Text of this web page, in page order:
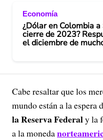
Economía
¿Dólar en Colombia
cierre de 2023?
el diciembre de
Cabe resaltar que los
mundo están a la espera
la Reserva Federaly la
a la moneda